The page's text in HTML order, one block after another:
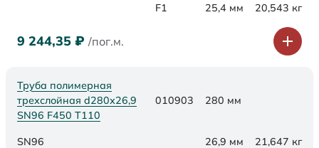
F1 25,4 мм 20,543 кг
9 244,35 ₽ /пог.м.
Труба полимерная
трехслойная d280х26,9
SN96 F450 Т110
010903 280 мм
SN96 26,9 мм 21,647 кг